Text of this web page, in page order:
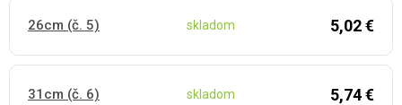
26cm (č. 5) skladom 5,02 €
31cm (č. 6) skladom 5,74 €